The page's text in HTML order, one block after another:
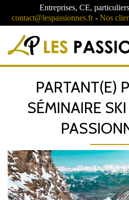
Entreprises, CE,
contact@lespassionnes.fr- Nos
PARTANT(E)
SÉMINAIRE